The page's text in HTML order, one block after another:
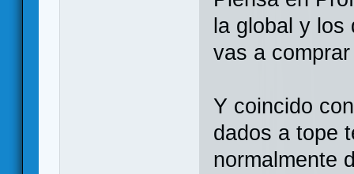
la global y
vas a
Y coincido
dados a tope
normalmente